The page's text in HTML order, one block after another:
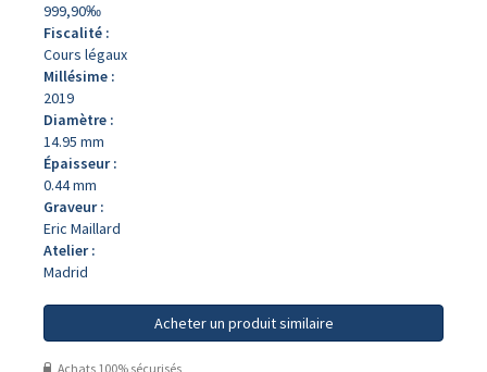
999,90‰
Fiscalité :
Cours légaux
Millésime :
2019
Diamètre :
14.95 mm
Épaisseur :
0.44 mm
Graveur :
Eric Maillard
Atelier :
Madrid
Acheter un produit similaire
Achats 100% sécurisés